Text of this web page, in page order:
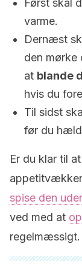
Først skal
varme.
Dernæst
den mørke
at blande
hvis du
Til sidst
før du
Er du klar til
spise den
ved med at
regelmæssigt.